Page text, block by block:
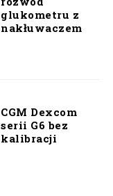
glukometru z
nakłuwaczem
CGM Dexcom
serii G6 bez
kalibracji